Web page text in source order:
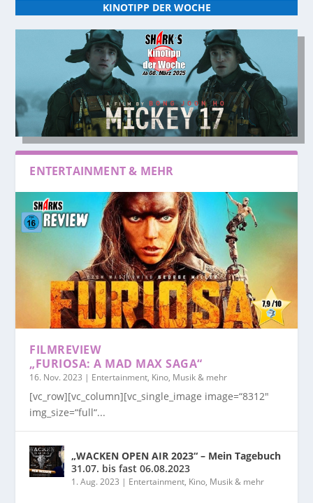
KINOTIPP DER WOCHE
ENTERTAINMENT & MEHR
FILMREVIEW
„FURIOSA: A MAD MAX SAGA“
16. Nov. 2023 | Entertainment, Kino, Musik & mehr
[vc_row][vc_column][vc_single_image image=“8312″
img_size=“full“...
„WACKEN OPEN AIR 2023“ – Mein Tagebuch
31.07. bis fast 06.08.2023
1. Aug. 2023 | Entertainment, Kino, Musik & mehr